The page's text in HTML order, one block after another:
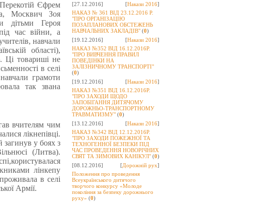
[27.12.2016]
[Накази 2016]
НАКАЗ № 361 ВІД 23.12.2016 Р.
"ПРО ОРГАНІЗАЦІЮ
ПОЗАПЛАНОВИХ ОБСТЕЖЕНЬ
НАВЧАЛЬНИХ ЗАКЛАДІВ" (0)
[19.12.2016]
[Накази 2016]
НАКАЗ №352 ВІД 16.12.2016Р.
"ПРО ВИВЧЕННЯ ПРАВИЛ
ПОВЕДІНКИ НА
ЗАЛІЗНИЧНОМУ ТРАНСПОРТІ"
(0)
[19.12.2016]
[Накази 2016]
НАКАЗ №351 ВІД 16.12.2016Р.
"ПРО ЗАХОДИ ЩОДО
ЗАПОБІГАННЯ ДИТЯЧОМУ
ДОРОЖНЬО-ТРАНСПОРТНОМУ
ТРАВМАТИЗМУ" (0)
[13.12.2016]
[Накази 2016]
НАКАЗ №342 ВІД 12.12.2016Р.
"ПРО ЗАХОДИ ПОЖЕЖНОЇ ТА
ТЕХНОГЕННОЇ БЕЗПЕКИ ПІД
ЧАС ПРОВЕДЕННЯ НОВОРІЧНИХ
СВЯТ ТА ЗИМОВИХ КАНІКУЛ" (0)
[08.12.2016]
[Дорожній рух]
Положення про проведення
Всеукраїнського дитячого
творчого конкурсу «Молоде
покоління за безпеку дорожнього
руху» (0)
Єфрем
Москвич Зоя
дітьми Героя
час війни, а
навчали
області),
Ці товариші не
в селі
грамоти
так звана
вчителям чим
лікнепівці.
у боях з
(Литва).
лінкепу
в селі
Армії.